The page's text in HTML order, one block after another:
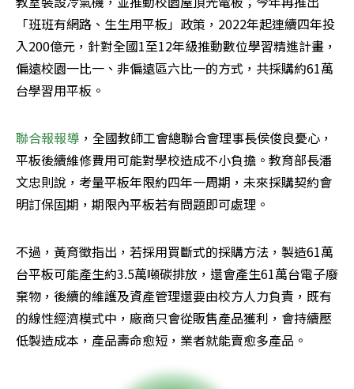
「班班有網路、生生用平板」政策，2022年起連續四年投
入200億元，針對全國1至12年級推動數位學習精進計畫，
偏遠校園一比一、非偏遠區六比一的方式，共採購約61萬
台學習用平板。
聯合報報導 ，全國教師工會總聯合會理事長侯俊良憂心，
平板後續維修費用可能對學校造成不小負擔。教育部長潘
文忠則說，考量平板年限約四年一周期，未來採購契約會
明訂保固期，期限內平板若有問題即可處理。
不過，黃育徵指出，若採用買斷式的採購方法，製造61萬
台平板可能產生約3.5萬噸碳排放，還會產生61萬台電子廢
棄物，後續的維護及資產管理還要由校方人力負責，既有
的線性經濟模式中，廠商只會從販售產品獲利，會持續壓
低製造成本，產品壽命愈短，業者就能賣愈多產品。